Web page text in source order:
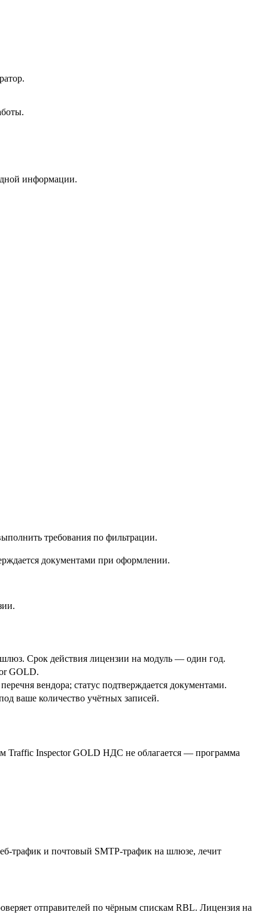
информации.
требования по фильтрации.
документами при оформлении.
Срок действия лицензии на модуль — один год.
GOLD.
вендора; статус подтверждается документами.
ваше количество учётных записей.
Traffic Inspector GOLD НДС не облагается — программа
трафик и почтовый SMTP-трафик на шлюзе, лечит
отправителей по чёрным спискам RBL. Лицензия на